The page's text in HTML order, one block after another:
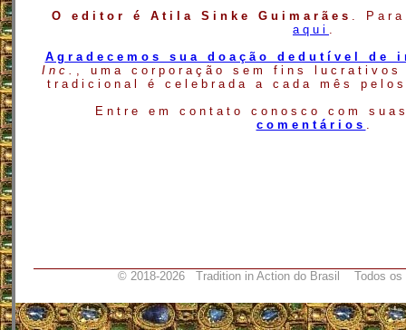
O editor é Atila Sinke Guimarães
.
aqui
Agradecemos sua doação dedutível de
Inc.
, uma corporação sem fins
tradicional é celebrada a cada mês
Entre em contato conosco com
comentários
© 2018-2026 Tradition in Action do Brasil Todos os